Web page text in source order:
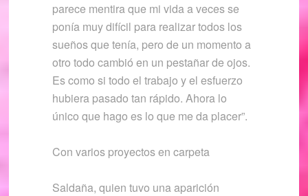
parece mentira que mi vida a veces se
ponía muy difícil para realizar todos los
sueños que tenía, pero de un momento a
otro todo cambió en un pestañar de ojos.
Es como si todo el trabajo y el esfuerzo
hubiera pasado tan rápido. Ahora lo
único que hago es lo que me da placer”.
Con varios proyectos en carpeta
Saldaña, quien tuvo una aparición